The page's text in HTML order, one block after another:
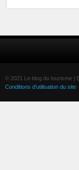
© 2021 Le blog du tourisme |
Conditions d'utilisation du site